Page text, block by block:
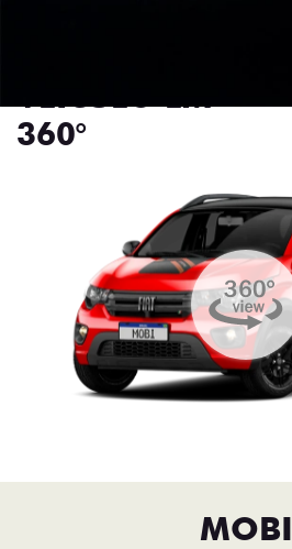
VEÍCULO EM
360°
MOBI